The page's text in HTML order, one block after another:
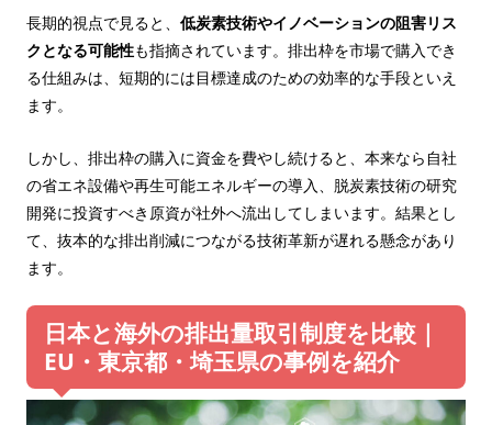
長期的視点で見ると、 低炭素技術やイノベーションの阻害リス
クとなる可能性も指摘されています。排出枠を市場で購入でき
る仕組みは、短期的には目標達成のための効率的な手段といえ
ます。
しかし、排出枠の購入に資金を費やし続けると、本来なら自社
の省エネ設備や再生可能エネルギーの導入、脱炭素技術の研究
開発に投資すべき原資が社外へ流出してしまいます。結果とし
て、抜本的な排出削減につながる技術革新が遅れる懸念があり
ます。
日本と海外の排出量取引制度を比較｜
EU・東京都・埼玉県の事例を紹介